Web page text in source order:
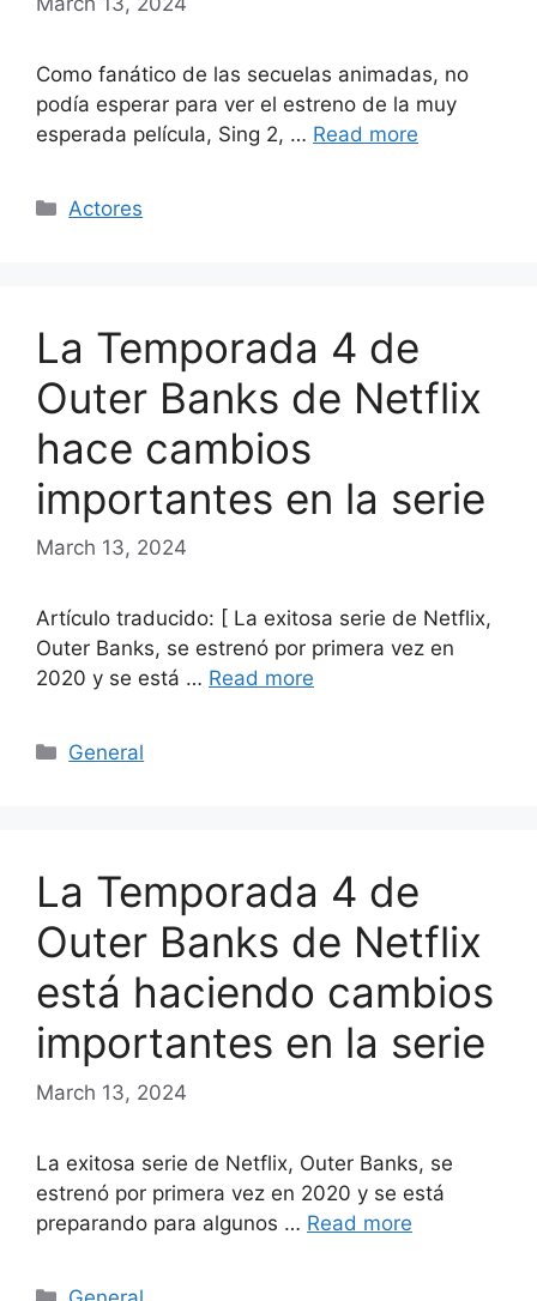
Como fanático de las secuelas animadas, no
podía esperar para ver el estreno de la muy
esperada película, Sing 2, … Read more
Categories
Actores
La Temporada 4 de
Outer Banks de Netflix
hace cambios
importantes en la serie
March 13, 2024
Artículo traducido: [ La exitosa serie de Netflix,
Outer Banks, se estrenó por primera vez en
2020 y se está … Read more
Categories
General
La Temporada 4 de
Outer Banks de Netflix
está haciendo cambios
importantes en la serie
March 13, 2024
La exitosa serie de Netflix, Outer Banks, se
estrenó por primera vez en 2020 y se está
preparando para algunos … Read more
Categories